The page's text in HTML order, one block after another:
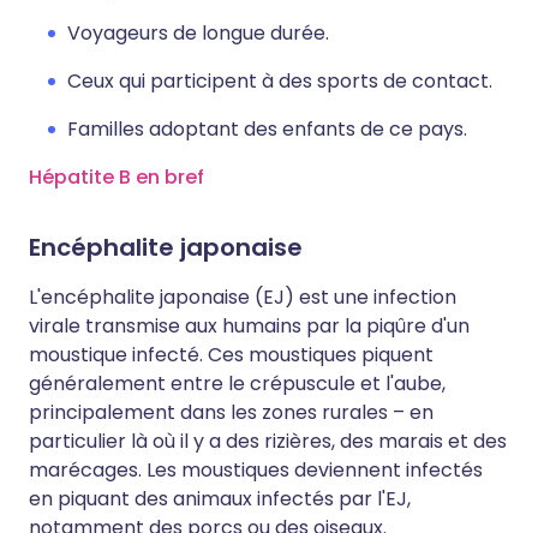
Voyageurs de longue durée.
Ceux qui participent à des sports de contact.
Familles adoptant des enfants de ce pays.
Hépatite B en bref
Encéphalite japonaise
L'encéphalite japonaise (EJ) est une infection
virale transmise aux humains par la piqûre d'un
moustique infecté. Ces moustiques piquent
généralement entre le crépuscule et l'aube,
principalement dans les zones rurales – en
particulier là où il y a des rizières, des marais et des
marécages. Les moustiques deviennent infectés
en piquant des animaux infectés par l'EJ,